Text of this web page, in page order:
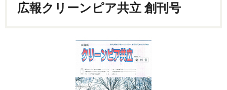
広報クリーンピア共立 創刊号